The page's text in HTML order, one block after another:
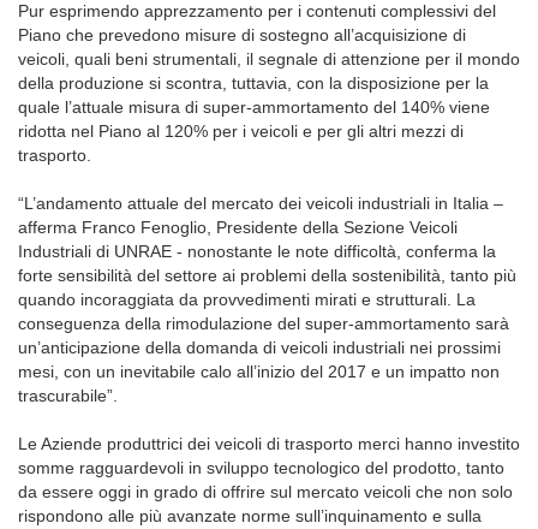
Pur esprimendo apprezzamento per i contenuti complessivi del
Piano che prevedono misure di sostegno all’acquisizione di
veicoli, quali beni strumentali, il segnale di attenzione per il mondo
della produzione si scontra, tuttavia, con la disposizione per la
quale l’attuale misura di super-ammortamento del 140% viene
ridotta nel Piano al 120% per i veicoli e per gli altri mezzi di
trasporto.
“L’andamento attuale del mercato dei veicoli industriali in Italia –
afferma Franco Fenoglio, Presidente della Sezione Veicoli
Industriali di UNRAE - nonostante le note difficoltà, conferma la
forte sensibilità del settore ai problemi della sostenibilità, tanto più
quando incoraggiata da provvedimenti mirati e strutturali. La
conseguenza della rimodulazione del super-ammortamento sarà
un’anticipazione della domanda di veicoli industriali nei prossimi
mesi, con un inevitabile calo all’inizio del 2017 e un impatto non
trascurabile”.
Le Aziende produttrici dei veicoli di trasporto merci hanno investito
somme ragguardevoli in sviluppo tecnologico del prodotto, tanto
da essere oggi in grado di offrire sul mercato veicoli che non solo
rispondono alle più avanzate norme sull’inquinamento e sulla